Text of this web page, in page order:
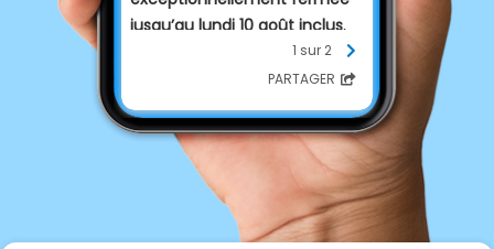
jusqu’au lundi 10 août inclus,
finalisation des travaux sur le
site
♻️Réouverture : mardi 11 août
à 10h00
Nous vous remercions de
votre compréhension pour la
gêne occasionnée.
1 sur 2
PARTAGER